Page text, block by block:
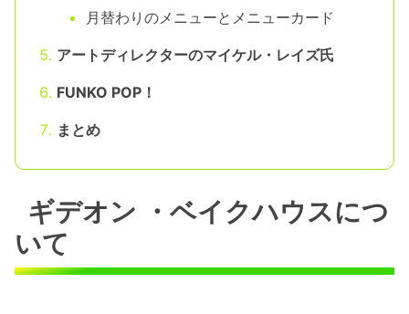
月替わりのメニューとメニューカード
アートディレクターのマイケル・レイズ氏
FUNKO POP！
まとめ
ギデオン ・ベイクハウスにつ
いて